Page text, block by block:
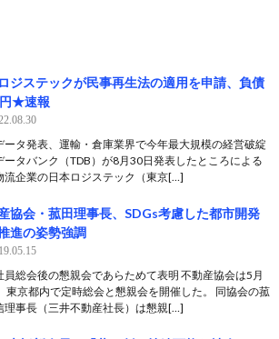
ジステックが民事再生法の適用を申請、負債
★速報
ータ発表、運輸・倉庫業界で今年最大規模の経営破綻
ータバンク（TDB）が8月30日発表したところによる
流企業の日本ロジステック（東京[…]
協会・菰田理事長、SDGs考慮した都市開発
進の姿勢強調
員総会後の懇親会であらためて表明 不動産協会は5月
東京都内で定時総会と懇親会を開催した。 同協会の菰
理事長（三井不動産社長）は懇親[…]